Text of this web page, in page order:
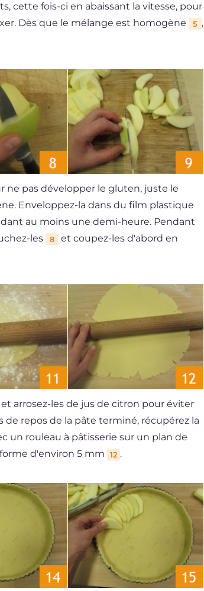
cette fois-ci en abaissant la vitesse, pour
Dès que le mélange est homogène
5 ,
ne pas développer le gluten, juste le
Enveloppez-la dans du film plastique
au moins une demi-heure. Pendant
les
8
et coupez-les d'abord en
arrosez-les de jus de citron pour éviter
de repos de la pâte terminé, récupérez la
un rouleau à pâtisserie sur un plan de
d'environ 5 mm 12 .